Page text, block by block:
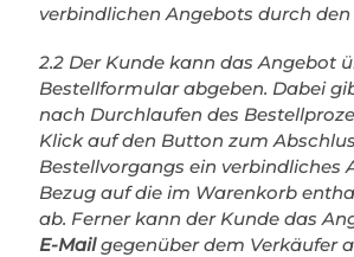
verbindlichen Angebots durch den
2.2 Der Kunde kann das Angebot
Bestellformular abgeben. Dabei
nach Durchlaufen des
Klick auf den Button zum
Bestellvorgangs ein verbindliches
Bezug auf die im Warenkorb
ab. Ferner kann der Kunde das
E-Mailgegenüber dem Verkäufer